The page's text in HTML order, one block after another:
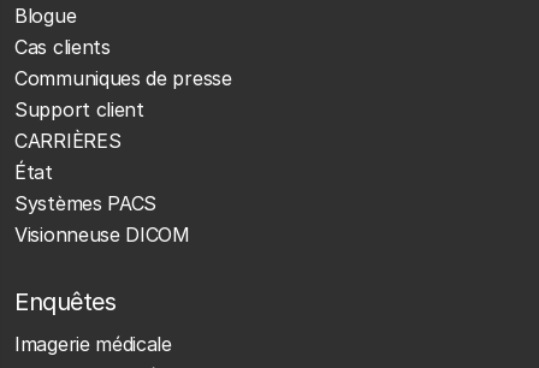
Blogue
Cas clients
Communiques de presse
Support client
CARRIÈRES
État
Systèmes PACS
Visionneuse DICOM
Enquêtes
Imagerie médicale